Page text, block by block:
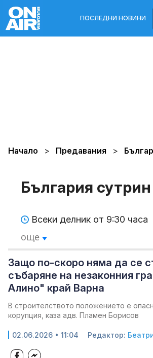
ПОСЛЕДНИ НОВИНИ
Начало Предавания
България сутрин
Всеки делник от 9:30 часа
още
Защо по-скоро няма да се
събаряне на незаконния
Алино" край Варна
В строителството положението е
корупция, каза адв. Пламен Борисов
02.06.2026 • 11:04 Редактор: